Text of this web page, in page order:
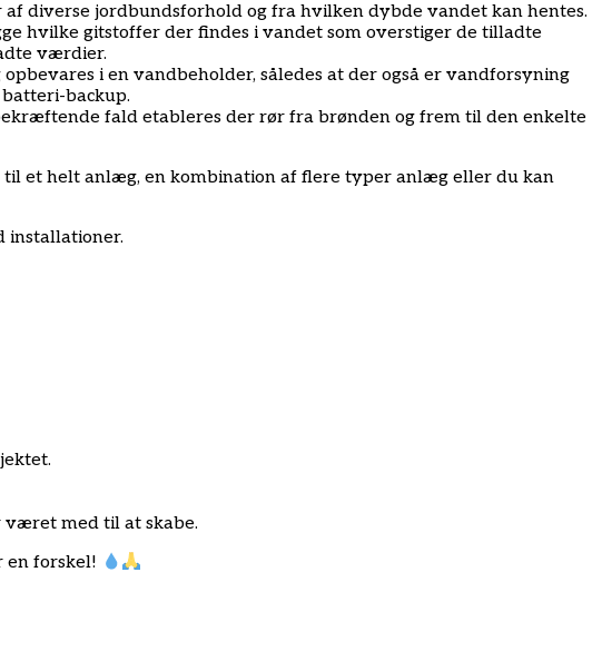
diverse jordbundsforhold og fra hvilken dybde vandet kan hentes.
hvilke gitstoffer der findes i vandet som overstiger de tilladte
værdier.
i en vandbeholder, således at der også er vandforsyning
backup.
fald etableres der rør fra brønden og frem til den enkelte
til et helt anlæg, en kombination af flere typer anlæg eller du kan
installationer.
været med til at skabe.
en forskel!